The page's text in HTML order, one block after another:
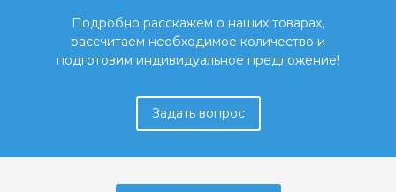
Подробно расскажем о наших товарах,
рассчитаем необходимое количество и
подготовим индивидуальное предложение!
Задать вопрос